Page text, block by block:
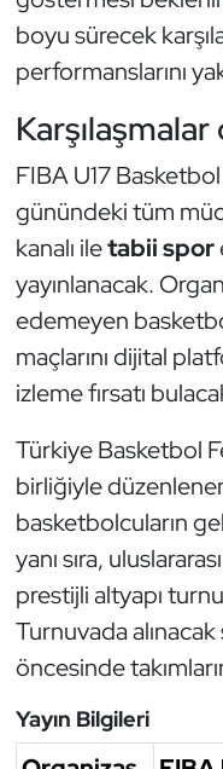
boyu sürecek
performanslarını
Karşılaşmalar
FIBA U17
günündeki tüm
kanalı iletabii spor
yayınlanacak.
edemeyen
maçlarını dijital
izleme fırsatı
Türkiye Basketbol
birliğiyle
basketbolcuların
yanı sıra,
prestijli altyapı
Turnuvada
öncesinde
Yayın Bilgileri
Motor Sporları
Muay Thai
Okçuluk
Optimist
Oryantiring
Özel Sporcular
Paralimpik
Ragbi
Satranç
Su Topu
Sualtı Sporları
Tenis